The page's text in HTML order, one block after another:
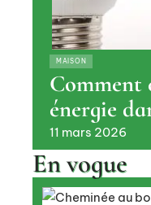
MAISON
Comment
énergie
11 mars 2026
En vogue